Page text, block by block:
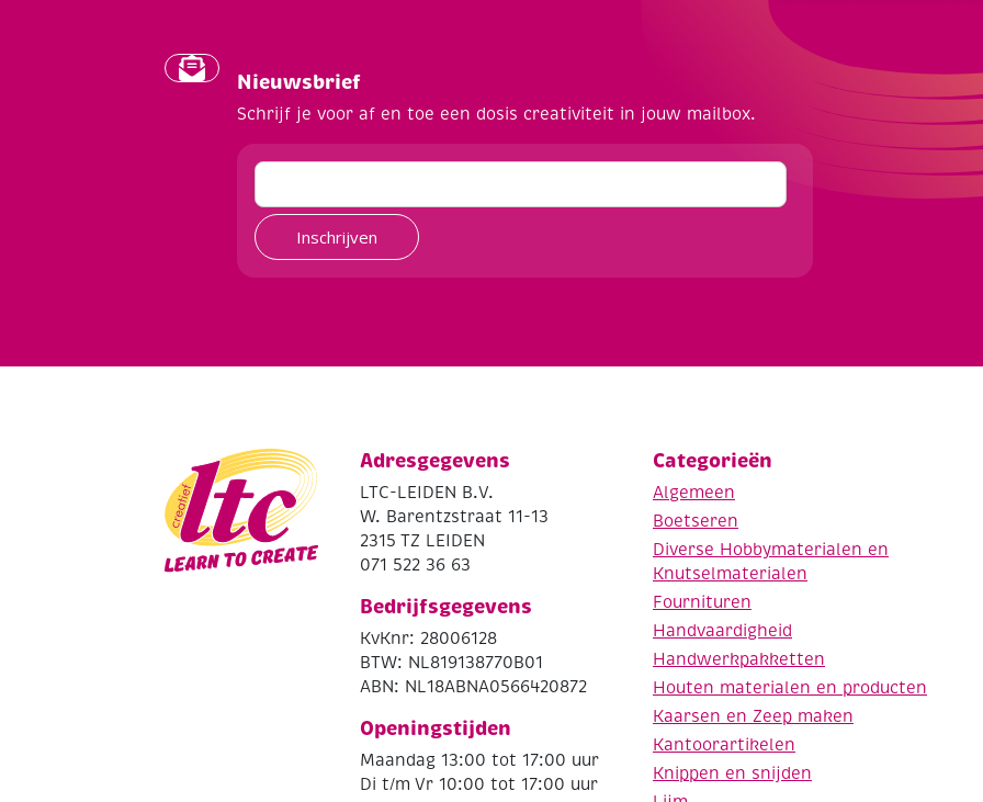
Nieuwsbrief
Schrijf je voor af en toe een dosis creativiteit in jouw mailbox.
Inschrijven
Adresgegevens
LTC-LEIDEN B.V.
W. Barentzstraat 11-13
2315 TZ LEIDEN
071 522 36 63
Bedrijfsgegevens
KvKnr: 28006128
BTW: NL819138770B01
ABN: NL18ABNA0566420872
Openingstijden
Maandag 13:00 tot 17:00 uur
Di t/m Vr 10:00 tot 17:00 uur
Categorieën
Algemeen
Boetseren
Diverse Hobbymaterialen en
Knutselmaterialen
Fournituren
Handvaardigheid
Handwerkpakketten
Houten materialen en producten
Kaarsen en Zeep maken
Kantoorartikelen
Knippen en snijden